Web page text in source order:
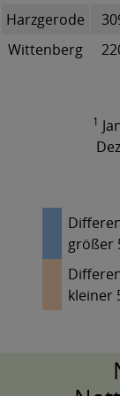
Harzgerode
Wittenberg
1
größer
kleiner